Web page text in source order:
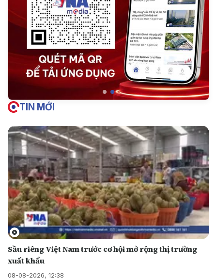
TIN MỚI
Sầu riêng Việt Nam trước cơ hội mở rộng thị trường
xuất khẩu
08-08-2026, 12:38